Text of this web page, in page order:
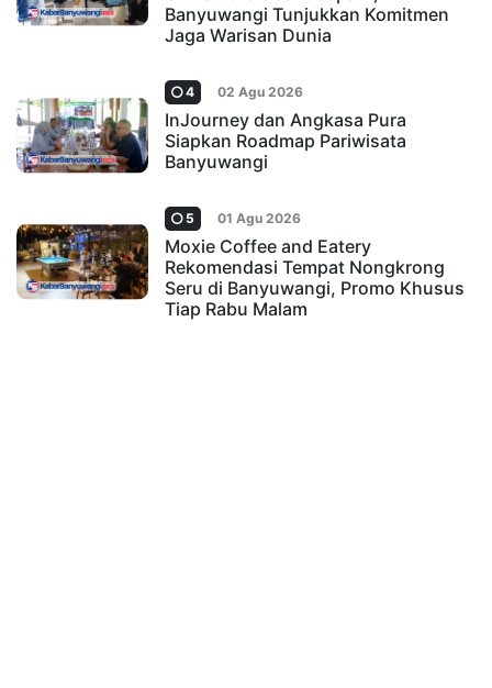
Banyuwangi Tunjukkan Komitmen
Jaga Warisan Dunia
4 02 Agu 2026
InJourney dan Angkasa Pura
Siapkan Roadmap Pariwisata
Banyuwangi
5 01 Agu 2026
Moxie Coffee and Eatery
Rekomendasi Tempat Nongkrong
Seru di Banyuwangi, Promo Khusus
Tiap Rabu Malam